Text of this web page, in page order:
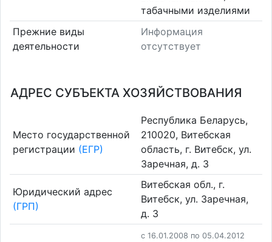
табачными изделиями
Прежние виды
деятельности
Информация
отсутствует
АДРЕС СУБЪЕКТА ХОЗЯЙСТВОВАНИЯ
Место государственной
регистрации (ЕГР)
Республика Беларусь,
210020, Витебская
область, г. Витебск, ул.
Заречная, д. 3
Юридический адрес
(ГРП)
Витебская обл., г.
Витебск, ул. Заречная,
д. 3
c 16.01.2008 по 05.04.2012